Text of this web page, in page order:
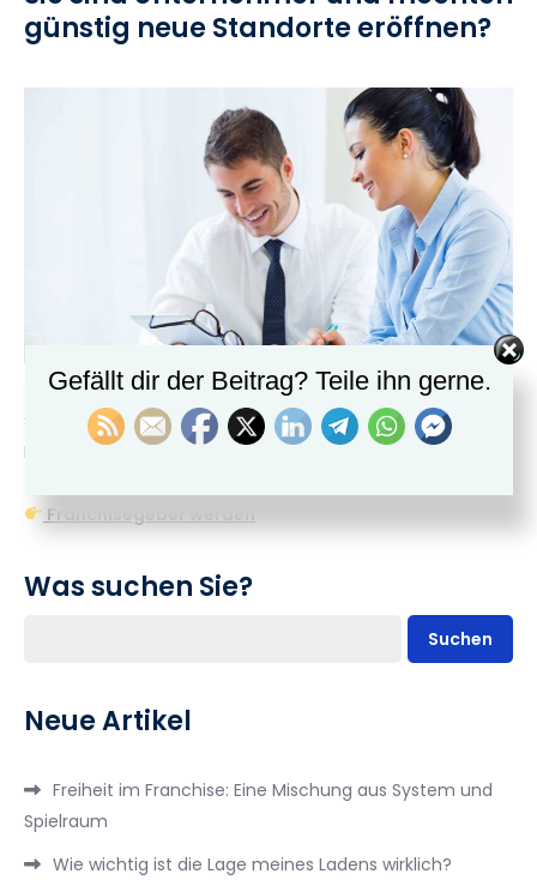
günstig neue Standorte eröffnen?
Sind Sie bereit, Ihr Business mit Franchise zu skalieren?
Kontaktieren Sie uns – wir begleiten Sie auf Ihrem Weg
Franchisegeber werden
Was suchen Sie?
Suchen
Neue Artikel
Freiheit im Franchise: Eine Mischung aus System und
Spielraum
Wie wichtig ist die Lage meines Ladens wirklich?
Gefällt dir der Beitrag? Teile ihn gerne.